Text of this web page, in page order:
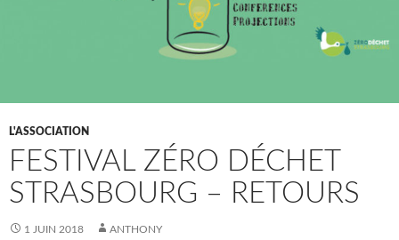
L'ASSOCIATION
FESTIVAL ZÉRO DÉCHET
STRASBOURG – RETOURS
1 JUIN 2018 ANTHONY